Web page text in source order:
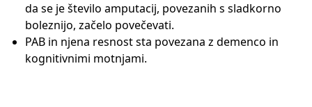
da se je število amputacij, povezanih s sladkorno
boleznijo, začelo povečevati.
PAB in njena resnost sta povezana z demenco in
kognitivnimi motnjami.